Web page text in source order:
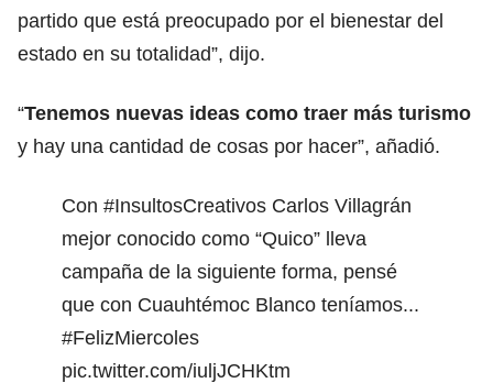
partido que está preocupado por el bienestar del
estado en su totalidad”, dijo.
“Tenemos nuevas ideas como traer más turismo
y hay una cantidad de cosas por hacer”, añadió.
Con #InsultosCreativos Carlos Villagrán
mejor conocido como “Quico” lleva
campaña de la siguiente forma, pensé
que con Cuauhtémoc Blanco teníamos...
#FelizMiercoles
pic.twitter.com/iuljJCHKtm